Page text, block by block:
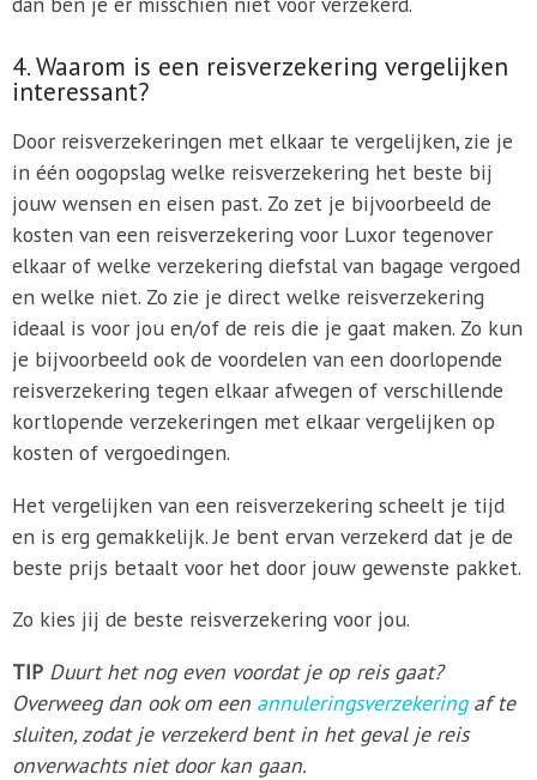
4. Waarom is een reisverzekering vergelijken
interessant?
Door reisverzekeringen met elkaar te vergelijken, zie je
in één oogopslag welke reisverzekering het beste bij
jouw wensen en eisen past. Zo zet je bijvoorbeeld de
kosten van een reisverzekering voor Luxor tegenover
elkaar of welke verzekering diefstal van bagage vergoed
en welke niet. Zo zie je direct welke reisverzekering
ideaal is voor jou en/of de reis die je gaat maken. Zo kun
je bijvoorbeeld ook de voordelen van een doorlopende
reisverzekering tegen elkaar afwegen of verschillende
kortlopende verzekeringen met elkaar vergelijken op
kosten of vergoedingen.
Het vergelijken van een reisverzekering scheelt je tijd
en is erg gemakkelijk. Je bent ervan verzekerd dat je de
beste prijs betaalt voor het door jouw gewenste pakket.
Zo kies jij de beste reisverzekering voor jou.
TIP Duurt het nog even voordat je op reis gaat?
Overweeg dan ook om een annuleringsverzekeringaf te
sluiten, zodat je verzekerd bent in het geval je reis
onverwachts niet door kan gaan.